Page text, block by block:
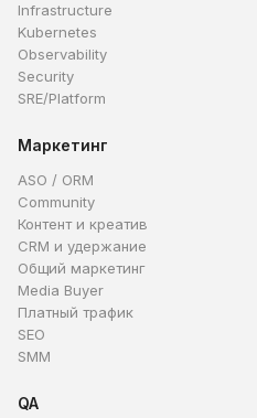
Infrastructure
Kubernetes
Observability
Security
SRE/Platform
Маркетинг
ASO / ORM
Community
Контент и креатив
CRM и удержание
Общий маркетинг
Media Buyer
Платный трафик
SEO
SMM
QA